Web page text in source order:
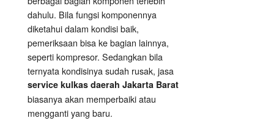
dahulu. Bila fungsi komponennya
diketahui dalam kondisi baik,
pemeriksaan bisa ke bagian lainnya,
seperti kompresor. Sedangkan bila
ternyata kondisinya sudah rusak, jasa
service kulkas daerah Jakarta Barat
biasanya akan memperbaiki atau
mengganti yang baru.